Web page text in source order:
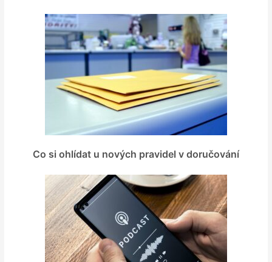
Co si ohlídat u nových pravidel v doručování